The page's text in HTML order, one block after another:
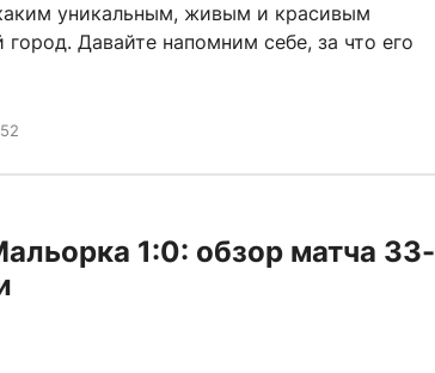
уникальным, живым и красивым
город. Давайте напомним себе, за что его
1:0: обзор матча 33-